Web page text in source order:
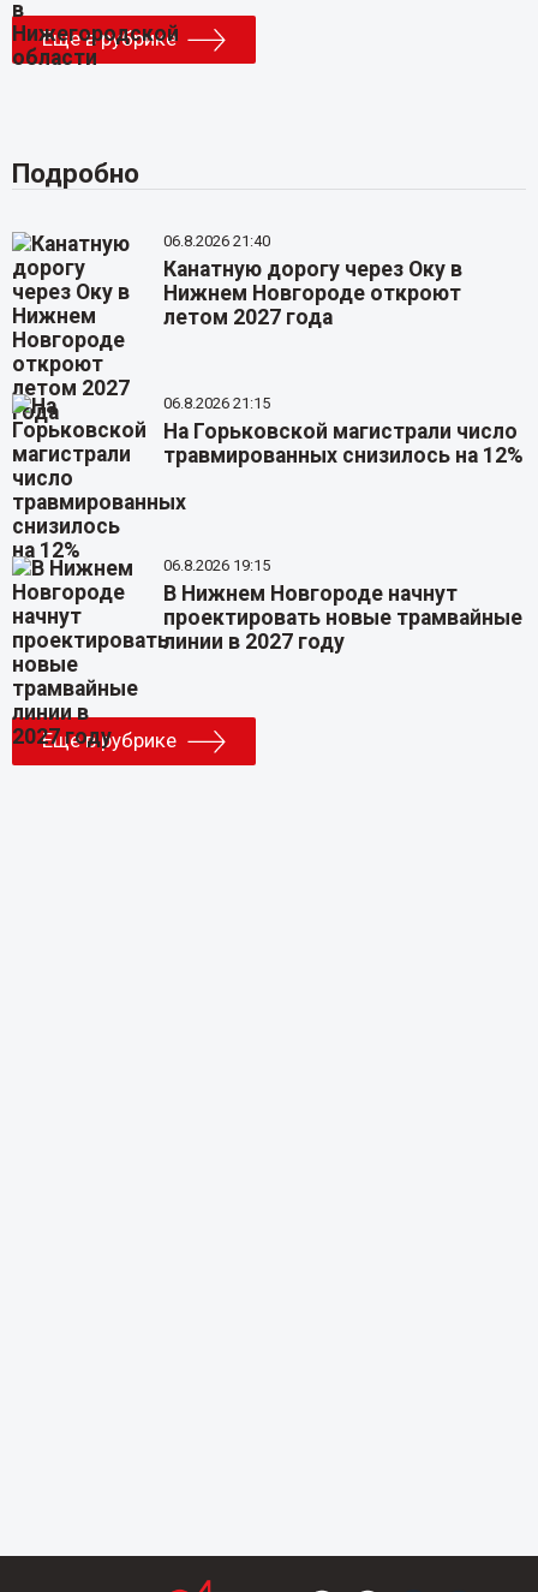
Еще в рубрике
Подробно
06.8.2026 21:40
Канатную дорогу через Оку в
Нижнем Новгороде откроют
летом 2027 года
06.8.2026 21:15
На Горьковской магистрали число
травмированных снизилось на 12%
06.8.2026 19:15
В Нижнем Новгороде начнут
проектировать новые трамвайные
линии в 2027 году
Еще в рубрике